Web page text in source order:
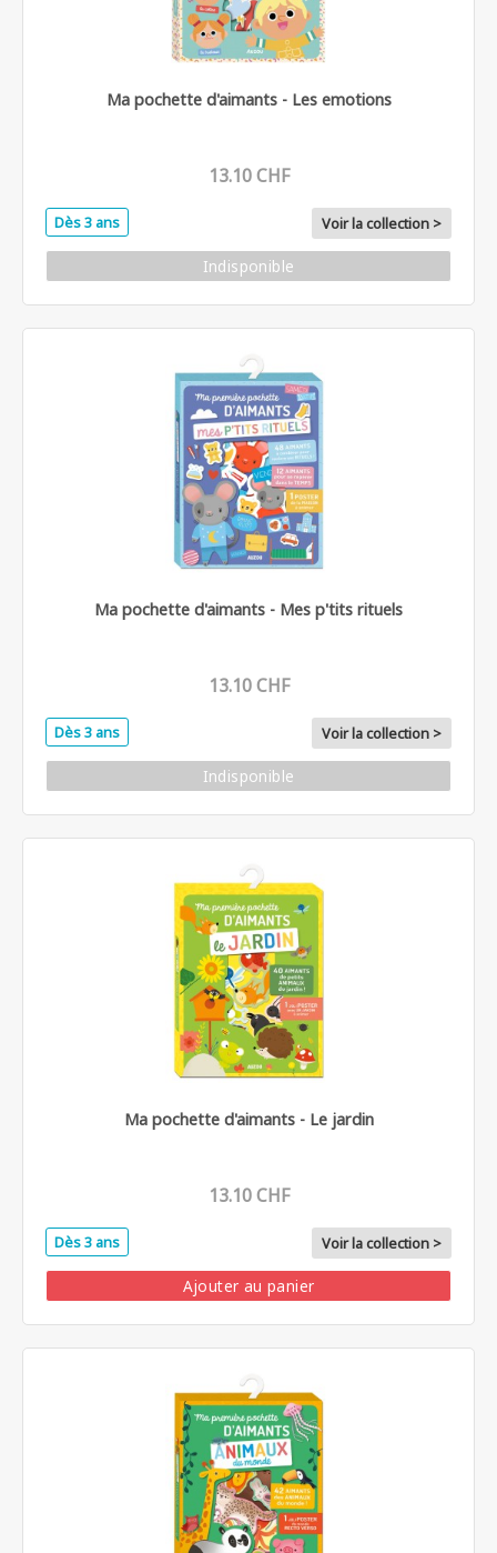
Ma pochette d'aimants - Les emotions
13.10 CHF
Dès 3 ans Voir la collection >
Indisponible
Ma pochette d'aimants - Mes p'tits rituels
13.10 CHF
Dès 3 ans Voir la collection >
Indisponible
Ma pochette d'aimants - Le jardin
13.10 CHF
Dès 3 ans Voir la collection >
Ajouter au panier